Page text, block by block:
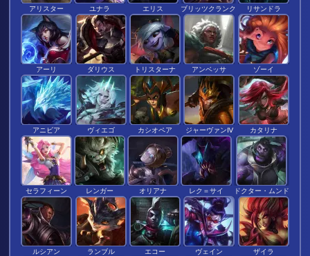
アリスター ユナラ エリス ブリッツクランク リサンドラ
アーリ ダリウス トリスターナ アンベッサ ゾーイ
アニビア ヴィエゴ カシオペア ジャーヴァンⅣ カタリナ
セラフィーン レンガー オリアナ レク＝サイ ドクター・ムンド
ルシアン ランブル エコー ヴェイン ザイラ